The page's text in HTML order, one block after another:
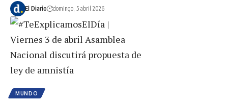
El Diario domingo, 5 abril 2026
MUNDO